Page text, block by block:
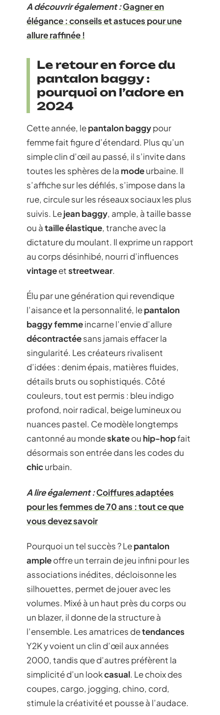
A découvrir également :Gagner en
élégance : conseils et astuces pour une
allure raffinée !
Le retour en force du
pantalon baggy :
pourquoi on l’adore en
2024
Cette année, lepantalon baggypour
femme fait figure d’étendard. Plus qu’un
simple clin d’œil au passé, il s’invite dans
toutes les sphères de la modeurbaine. Il
s’affiche sur les défilés, s’impose dans la
rue, circule sur les réseaux sociaux les plus
suivis. Lejean baggy, ample, à taille basse
ou àtaille élastique, tranche avec la
dictature du moulant. Il exprime un rapport
au corps désinhibé, nourri d’influences
vintageetstreetwear.
Élu par une génération qui revendique
l’aisance et la personnalité, lepantalon
baggy femmeincarne l’envie d’allure
décontractéesans jamais effacer la
singularité. Les créateurs rivalisent
d’idées : denim épais, matières fluides,
détails bruts ou sophistiqués. Côté
couleurs, tout est permis : bleu indigo
profond, noir radical, beige lumineux ou
nuances pastel. Ce modèle longtemps
cantonné au mondeskateou hip-hopfait
désormais son entrée dans les codes du
chicurbain.
A lire également :Coiffures adaptées
pour les femmes de 70 ans : tout ce que
vous devez savoir
Pourquoi un tel succès ? Lepantalon
ampleoffre un terrain de jeu infini pour les
associations inédites, décloisonne les
silhouettes, permet de jouer avec les
volumes. Mixé à un haut près du corps ou
un blazer, il donne de la structure à
l’ensemble. Les amatrices detendances
Y2K y voient un clin d’œil aux années
2000, tandis que d’autres préfèrent la
simplicité d’un lookcasual. Le choix des
coupes, cargo, jogging, chino, cord,
stimule la créativité et pousse à l’audace.